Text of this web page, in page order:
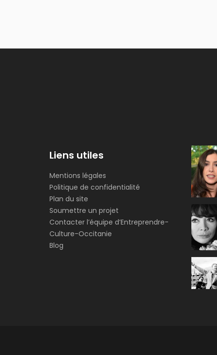
Liens utiles
Mentions légales
Politique de confidentialité
Plan du site
Soumettre un projet
Contacter l’équipe d’Entreprendre-
Culture-Occitanie
Blog